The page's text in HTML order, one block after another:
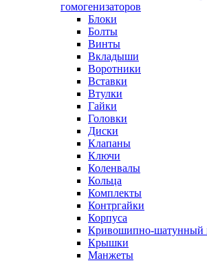
гомогенизаторов
Блоки
Болты
Винты
Вкладыши
Воротники
Вставки
Втулки
Гайки
Головки
Диски
Клапаны
Ключи
Коленвалы
Кольца
Комплекты
Контргайки
Корпуса
Кривошипно-шатунный
Крышки
Манжеты